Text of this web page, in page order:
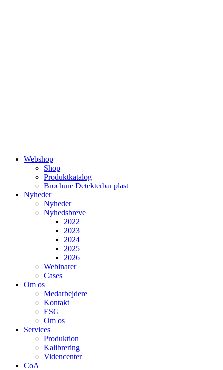
Webshop
Shop
Produktkatalog
Brochure Detekterbar plast
Nyheder
Nyheder
Nyhedsbreve
2022
2023
2024
2025
2026
Webinarer
Cases
Om os
Medarbejdere
Kontakt
ESG
Om os
Services
Produktion
Kalibrering
Videncenter
CoA